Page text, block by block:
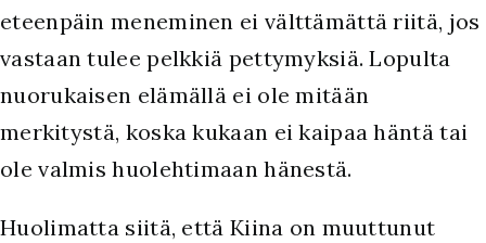
eteenpäin meneminen ei välttämättä riitä, jos
vastaan tulee pelkkiä pettymyksiä. Lopulta
nuorukaisen elämällä ei ole mitään
merkitystä, koska kukaan ei kaipaa häntä tai
ole valmis huolehtimaan hänestä.
Huolimatta siitä, että Kiina on muuttunut